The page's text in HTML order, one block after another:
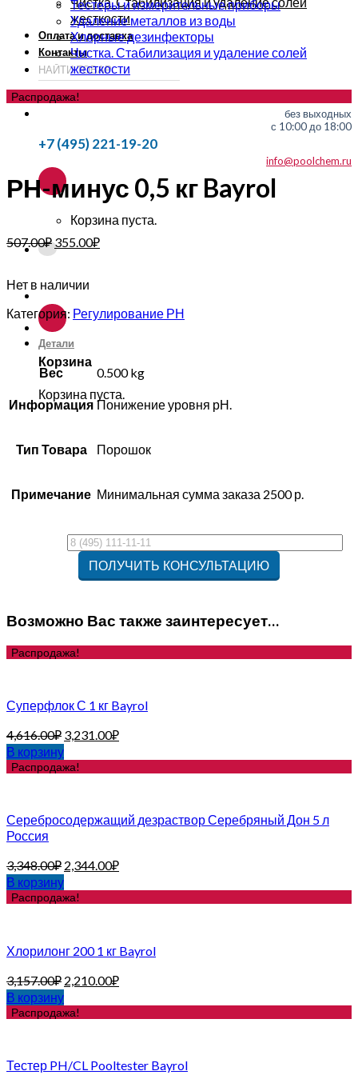
жесткости
Оплата и доставка
Контакты
без выходных
с 10:00 до 18:00
+7 (495) 221-19-20
info@poolchem.ru
Корзина пуста.
Корзина
Корзина пуста.
Тестеры и измерительные приборы
Удаление металлов из воды
Хлорные дезинфекторы
Чистка. Стабилизация и удаление солей
жесткости
Распродажа!
РН-минус 0,5 кг Bayrol
507.00₽355.00₽
Нет в наличии
Категория: Регулирование РН
Детали
Вес 0.500 kg
Информация Понижение уровня рН.
Тип Товара Порошок
Примечание Минимальная сумма заказа 2500 р.
Возможно Вас также заинтересует…
Распродажа!
Суперфлок С 1 кг Bayrol
4,616.00₽ 3,231.00₽
В корзину
Распродажа!
Серебросодержащий дезраствор Серебряный Дон 5 л
Россия
3,348.00₽ 2,344.00₽
В корзину
Распродажа!
Хлорилонг 200 1 кг Bayrol
3,157.00₽ 2,210.00₽
В корзину
Распродажа!
Тестер PH/CL Pooltester Bayrol